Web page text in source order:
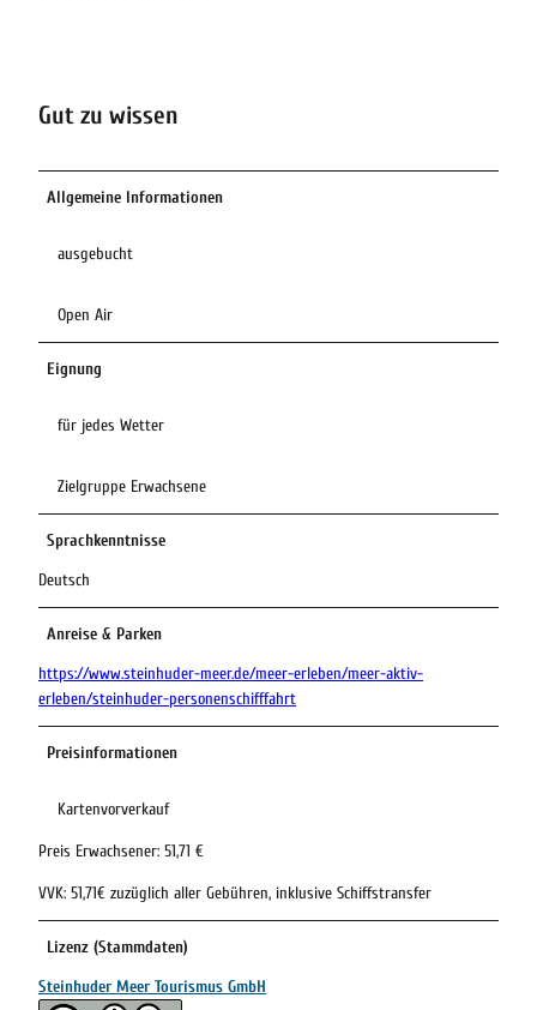
Gut zu wissen
Allgemeine Informationen
ausgebucht
Open Air
Eignung
für jedes Wetter
Zielgruppe Erwachsene
Sprachkenntnisse
Deutsch
Anreise & Parken
https://www.steinhuder-meer.de/meer-erleben/meer-aktiv-
erleben/steinhuder-personenschifffahrt
Preisinformationen
Kartenvorverkauf
Preis Erwachsener: 51,71 €
VVK: 51,71€ zuzüglich aller Gebühren, inklusive Schiffstransfer
Lizenz (Stammdaten)
Steinhuder Meer Tourismus GmbH